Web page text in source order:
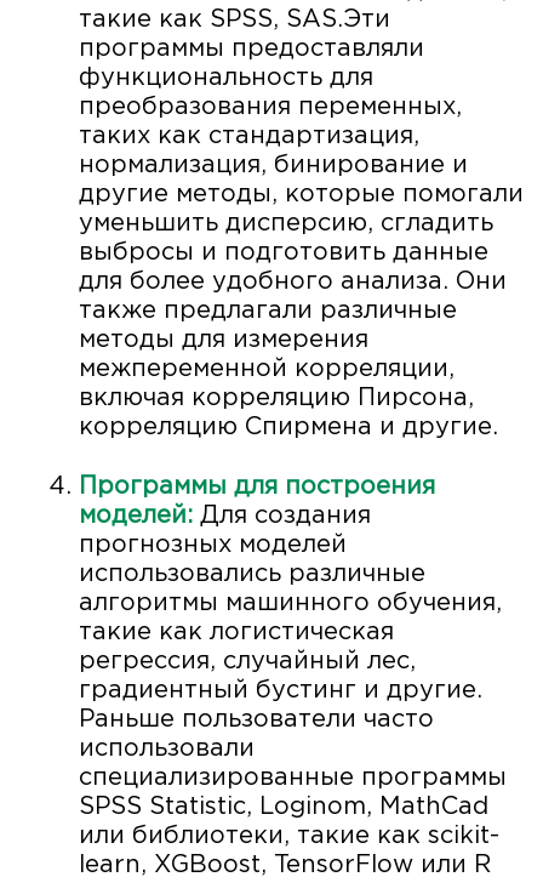
такие как SPSS, SAS.Эти
программы предоставляли
функциональность для
преобразования переменных,
таких как стандартизация,
нормализация, бинирование и
другие методы, которые помогали
уменьшить дисперсию, сгладить
выбросы и подготовить данные
для более удобного анализа. Они
также предлагали различные
методы для измерения
межпеременной корреляции,
включая корреляцию Пирсона,
корреляцию Спирмена и другие.
Программы для построения
моделей: Для создания
прогнозных моделей
использовались различные
алгоритмы машинного обучения,
такие как логистическая
регрессия, случайный лес,
градиентный бустинг и другие.
Раньше пользователи часто
использовали
специализированные программы
SPSS Statistic, Loginom, MathCad
или библиотеки, такие как scikit-
learn, XGBoost, TensorFlow или R